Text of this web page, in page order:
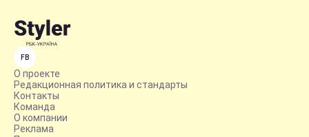
FB
О проекте
Редакционная политика и стандарты
Контакты
Команда
О компании
Реклама